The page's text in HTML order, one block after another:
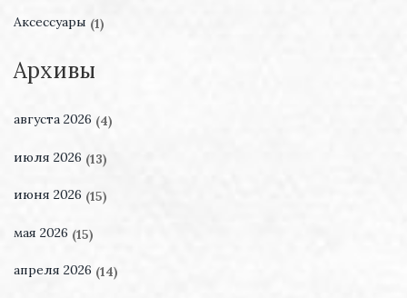
Аксессуары (1)
Архивы
августа 2026 (4)
июля 2026 (13)
июня 2026 (15)
мая 2026 (15)
апреля 2026 (14)